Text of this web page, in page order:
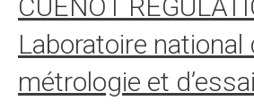
CUENOT
Laboratoire national
métrologie et